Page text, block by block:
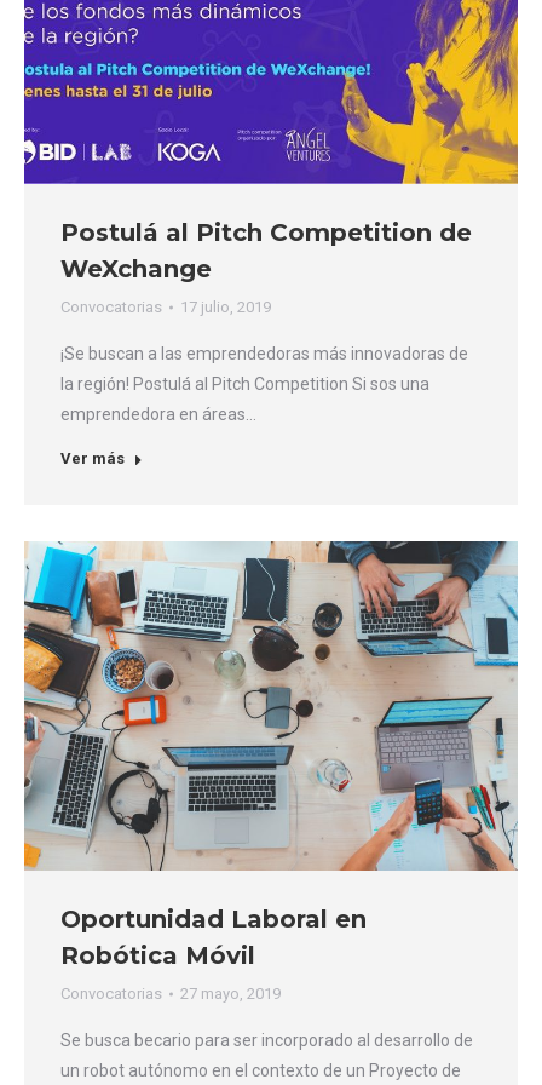
Postulá al Pitch Competition de
WeXchange
Convocatorias 17 julio, 2019
¡Se buscan a las emprendedoras más innovadoras de
la región! Postulá al Pitch Competition Si sos una
emprendedora en áreas…
Ver más
Oportunidad Laboral en
Robótica Móvil
Convocatorias 27 mayo, 2019
Se busca becario para ser incorporado al desarrollo de
un robot autónomo en el contexto de un Proyecto de